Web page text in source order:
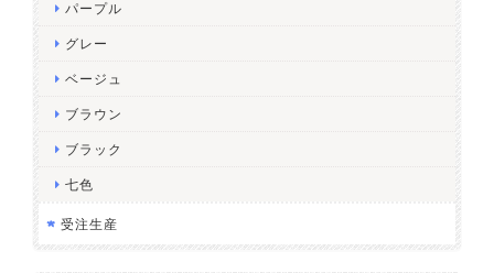
パープル
グレー
ベージュ
ブラウン
ブラック
七色
受注生産